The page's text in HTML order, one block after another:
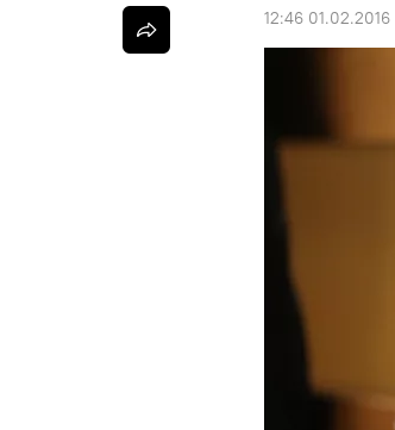
12:46 01.02.2016